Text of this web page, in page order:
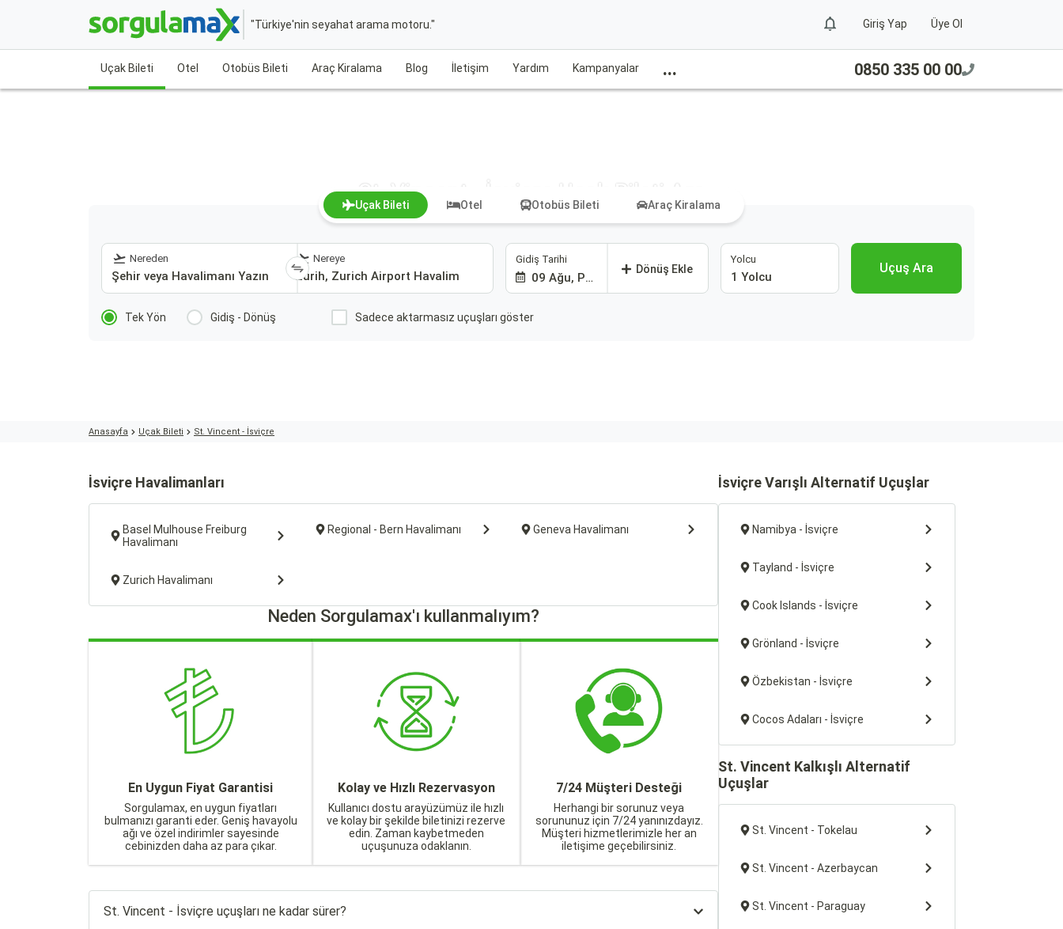
"Türkiye'nin seyahat arama motoru." Giriş Yap Üye Ol
Uçak Bileti Otel Otobüs Bileti Araç Kiralama Blog İletişim Yardım Kampanyalar ... 0850 335 00 00
St. Vincent - İsviçre Uçak Bileti Ara
Uçak Bileti Otel Otobüs Bileti Araç Kiralama
Nereden Nereye Gidiş Tarihi
09 Ağu, Paz
Dönüş Ekle
Yolcu
1 Yolcu
Uçuş Ara
Tek Yön Gidiş - Dönüş Sadece aktarmasız uçuşları göster
Anasayfa Uçak Bileti St. Vincent - İsviçre
İsviçre Havalimanları
Basel Mulhouse Freiburg
Havalimanı
Regional - Bern Havalimanı Geneva Havalimanı
Zurich Havalimanı
Neden Sorgulamax'ı kullanmalıyım?
En Uygun Fiyat Garantisi
Sorgulamax, en uygun fiyatları
bulmanızı garanti eder. Geniş havayolu
ağı ve özel indirimler sayesinde
cebinizden daha az para çıkar.
Kolay ve Hızlı Rezervasyon
Kullanıcı dostu arayüzümüz ile hızlı
ve kolay bir şekilde biletinizi rezerve
edin. Zaman kaybetmeden
uçuşunuza odaklanın.
7/24 Müşteri Desteği
Herhangi bir sorunuz veya
sorununuz için 7/24 yanınızdayız.
Müşteri hizmetlerimizle her an
iletişime geçebilirsiniz.
St. Vincent - İsviçre uçuşları ne kadar sürer?
İsviçre Varışlı Alternatif Uçuşlar
Namibya - İsviçre
Tayland - İsviçre
Cook Islands - İsviçre
Grönland - İsviçre
Özbekistan - İsviçre
Cocos Adaları - İsviçre
St. Vincent Kalkışlı Alternatif
Uçuşlar
St. Vincent - Tokelau
St. Vincent - Azerbaycan
St. Vincent - Paraguay